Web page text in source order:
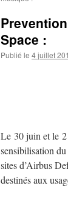
Space :
Publié le 4 juillet
Le 30 juin et le
sensibilisation
sites d’Airbus
destinés aux